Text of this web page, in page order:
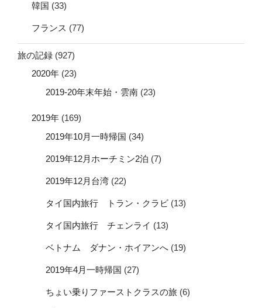
韓国 (33)
フランス (77)
旅の記録 (927)
2020年 (23)
2019-20年末年始・雲南 (23)
2019年 (169)
2019年10月一時帰国 (34)
2019年12月ホーチミン2泊 (7)
2019年12月台湾 (22)
タイ国内旅行 トラン・クラビ (13)
タイ国内旅行 チェンライ (13)
ベトナム ダナン・ホイアンへ (19)
2019年4月一時帰国 (27)
ちょい乗りファーストクラスの旅 (6)